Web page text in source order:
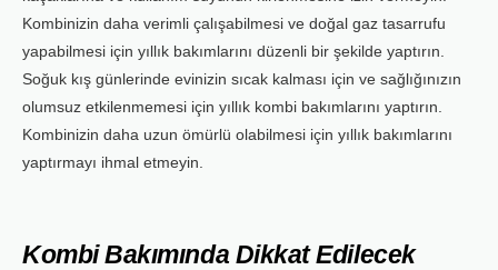
Kombinizin daha verimli çalışabilmesi ve doğal gaz tasarrufu
yapabilmesi için yıllık bakımlarını düzenli bir şekilde yaptırın.
Soğuk kış günlerinde evinizin sıcak kalması için ve sağlığınızın
olumsuz etkilenmemesi için yıllık kombi bakımlarını yaptırın.
Kombinizin daha uzun ömürlü olabilmesi için yıllık bakımlarını
yaptırmayı ihmal etmeyin.
Kombi Bakımında Dikkat Edilecek